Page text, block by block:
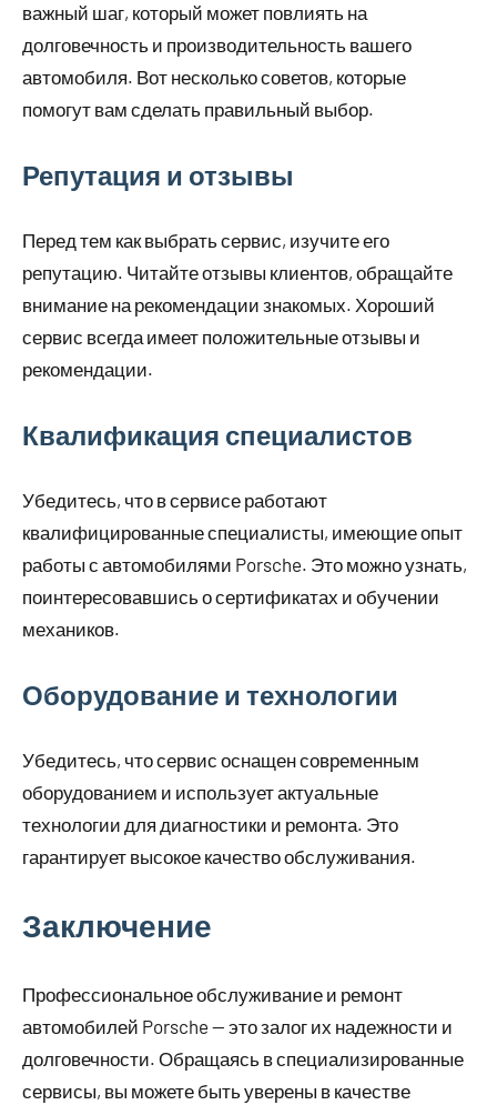
важный шаг, который может повлиять на
долговечность и производительность вашего
автомобиля. Вот несколько советов, которые
помогут вам сделать правильный выбор.
Репутация и отзывы
Перед тем как выбрать сервис, изучите его
репутацию. Читайте отзывы клиентов, обращайте
внимание на рекомендации знакомых. Хороший
сервис всегда имеет положительные отзывы и
рекомендации.
Квалификация специалистов
Убедитесь, что в сервисе работают
квалифицированные специалисты, имеющие опыт
работы с автомобилями Porsche. Это можно узнать,
поинтересовавшись о сертификатах и обучении
механиков.
Оборудование и технологии
Убедитесь, что сервис оснащен современным
оборудованием и использует актуальные
технологии для диагностики и ремонта. Это
гарантирует высокое качество обслуживания.
Заключение
Профессиональное обслуживание и ремонт
автомобилей Porsche — это залог их надежности и
долговечности. Обращаясь в специализированные
сервисы, вы можете быть уверены в качестве